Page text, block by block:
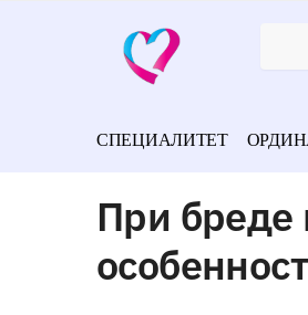
СПЕЦИАЛИТЕТ
При